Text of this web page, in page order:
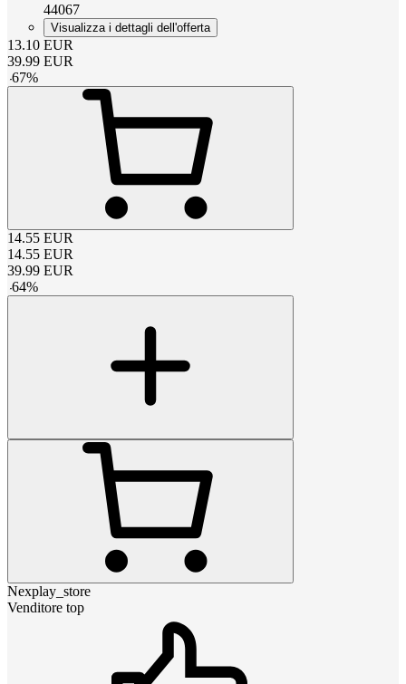
44067
Visualizza i dettagli dell'offerta
13.10 EUR
39.99 EUR
-67%
14.55 EUR
14.55 EUR
39.99 EUR
-64%
Nexplay_store
Venditore top